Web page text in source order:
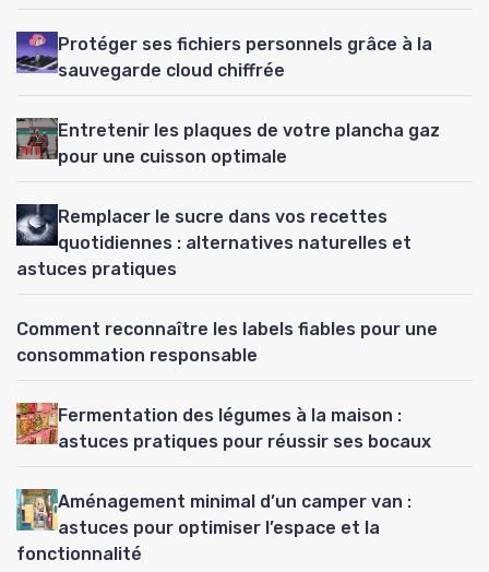
Protéger ses fichiers personnels grâce à la
sauvegarde cloud chiffrée
Entretenir les plaques de votre plancha gaz
pour une cuisson optimale
Remplacer le sucre dans vos recettes
quotidiennes : alternatives naturelles et
astuces pratiques
Comment reconnaître les labels fiables pour une
consommation responsable
Fermentation des légumes à la maison :
astuces pratiques pour réussir ses bocaux
Aménagement minimal d’un camper van :
astuces pour optimiser l’espace et la
fonctionnalité